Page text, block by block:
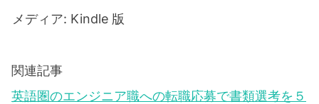
メディア: Kindle 版
関連記事
英語圏のエンジニア職への転職応募で書類選考を５